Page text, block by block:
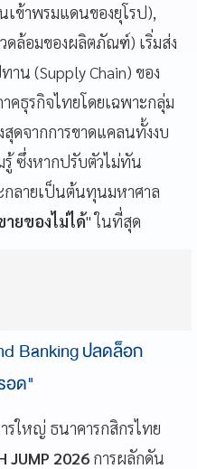
เข้าพรมแดนของยุโรป),
ดล้อมของผลิตภัณฑ์) เริ่มส่ง
น (Supply Chain) ของ
คธุรกิจไทยโดยเฉพาะกลุ่ม
สุดจากการขาดแคลนทั้งงบ
ซึ่งหากปรับตัวไม่ทัน
กลายเป็นต้นทุนมหาศาล
ยของไม่ได้" ในที่สุด
Banking ปลดล็อก
อด"
รใหญ่ ธนาคารกสิกรไทย
JUMP 2026 การผลักดัน